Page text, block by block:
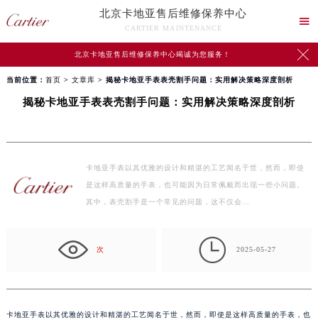
北京卡地亚售后维修保养中心
CARTIER MAINTENANCE

北京卡地亚售后维修保养中心竭诚为您服务！ 
当前位置： 首页 > 文章库 > 揭秘卡地亚手表表壳割手问题：实用解决策略深度剖析
揭秘卡地亚手表表壳割手问题：实用解决策略深度剖析
卡地亚手表以其优雅的设计和精湛的工艺闻名于世，然而，即使
是这样高质量的手表，也可能因为日常佩戴而出现一些小问题。
其中，表壳割手是一个常见的问题，这不仅会…
次  2025-05-27
卡地亚手表以其优雅的设计和精湛的工艺闻名于世，然而，即使是这样高质量的手表，也